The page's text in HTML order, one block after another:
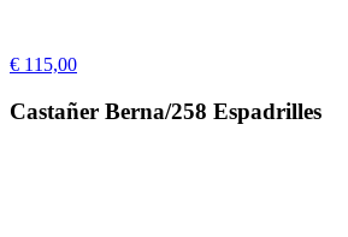
€ 115,00
Castañer Berna/258 Espadrilles